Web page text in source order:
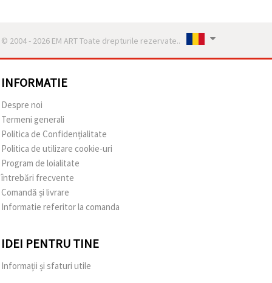
© 2004 - 2026 EM ART Toate drepturile rezervate..
INFORMATIE
Despre noi
Termeni generali
Politica de Confidențialitate
Politica de utilizare cookie-uri
Program de loialitate
întrebări frecvente
Comandă și livrare
Informatie referitor la comanda
IDEI PENTRU TINE
Informații și sfaturi utile